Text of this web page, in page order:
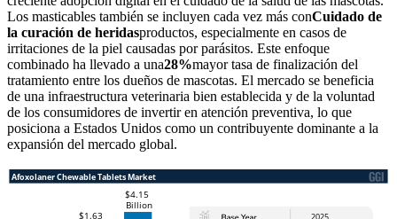
Los masticables también se incluyen cada vez más conCuidado de
la curación de heridasproductos, especialmente en casos de
irritaciones de la piel causadas por parásitos. Este enfoque
combinado ha llevado a una28%mayor tasa de finalización del
tratamiento entre los dueños de mascotas. El mercado se beneficia
de una infraestructura veterinaria bien establecida y de la voluntad
de los consumidores de invertir en atención preventiva, lo que
posiciona a Estados Unidos como un contribuyente dominante a la
expansión del mercado global.